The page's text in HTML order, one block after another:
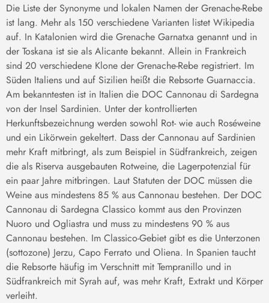
Die Liste der Synonyme und lokalen Namen der Grenache-Rebe
ist lang. Mehr als 150 verschiedene Varianten listet Wikipedia
auf. In Katalonien wird die Grenache Garnatxa genannt und in
der Toskana ist sie als Alicante bekannt. Allein in Frankreich
sind 20 verschiedene Klone der Grenache-Rebe registriert. Im
Süden Italiens und auf Sizilien heißt die Rebsorte Guarnaccia.
Am bekanntesten ist in Italien die DOC Cannonau di Sardegna
von der Insel Sardinien. Unter der kontrollierten
Herkunftsbezeichnung werden sowohl Rot- wie auch Roséweine
und ein Likörwein gekeltert. Dass der Cannonau auf Sardinien
mehr Kraft mitbringt, als zum Beispiel in Südfrankreich, zeigen
die als Riserva ausgebauten Rotweine, die Lagerpotenzial für
ein paar Jahre mitbringen. Laut Statuten der DOC müssen die
Weine aus mindestens 85 % aus Cannonau bestehen. Der DOC
Cannonau di Sardegna Classico kommt aus den Provinzen
Nuoro und Ogliastra und muss zu mindestens 90 % aus
Cannonau bestehen. Im Classico-Gebiet gibt es die Unterzonen
(sottozone) Jerzu, Capo Ferrato und Oliena. In Spanien taucht
die Rebsorte häufig im Verschnitt mit Tempranillo und in
Südfrankreich mit Syrah auf, was mehr Kraft, Extrakt und Körper
verleiht.